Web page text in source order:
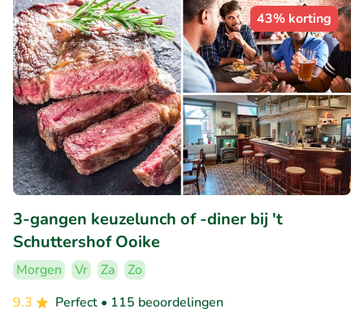
43% korting
3-gangen keuzelunch of -diner bij 't
Schuttershof Ooike
Morgen Vr Za
Zo
9.3
Perfect • 115 beoordelingen